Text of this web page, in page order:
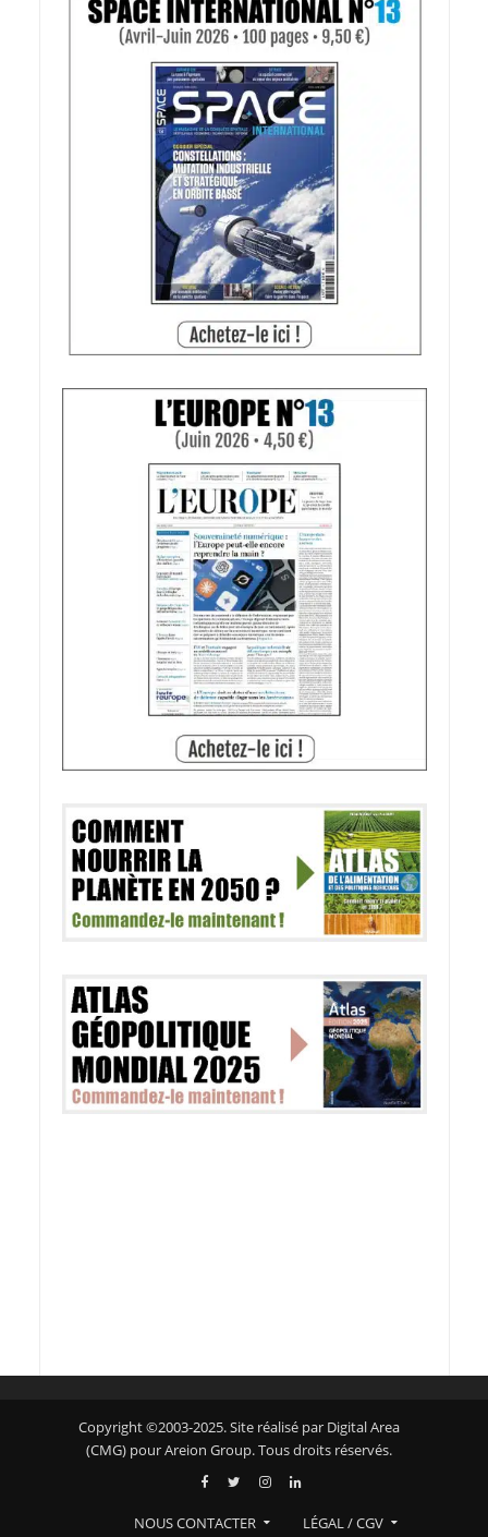
Copyright ©2003-2025. Site réalisé par Digital Area
(CMG) pour Areion Group. Tous droits réservés.
NOUS CONTACTER LÉGAL / CGV